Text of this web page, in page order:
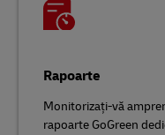
Rapoarte
Monitorizați-vă
rapoarte GoGreen